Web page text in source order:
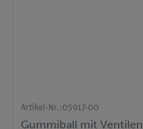
Artikel-Nr.:05917-00
Gummiball mit Ventilen